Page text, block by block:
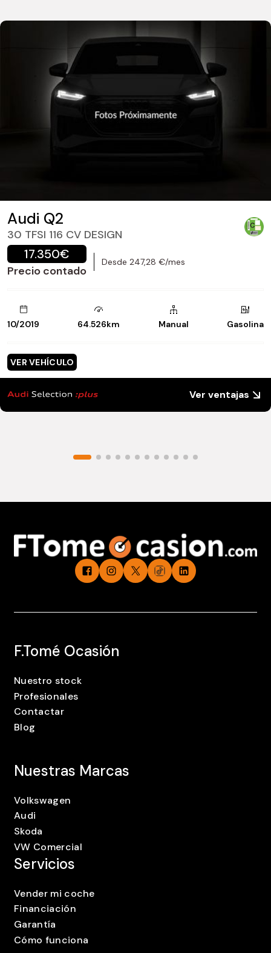
Audi Q2
30 TFSI 116 CV DESIGN
17.350€
Precio contado
Desde 247,28 €/mes
10/2019 64.526km Manual Gasolina
VER VEHÍCULO
Ver ventajas
F.Tomé Ocasión
Nuestro stock
Profesionales
Contactar
Blog
Nuestras Marcas
Volkswagen
Audi
Skoda
VW Comercial
Servicios
Vender mi coche
Financiación
Garantía
Cómo funciona